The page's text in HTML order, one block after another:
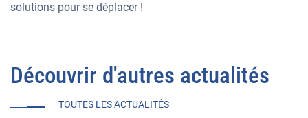
solutions pour se déplacer !
Découvrir d'autres actualités
TOUTES LES ACTUALITÉS